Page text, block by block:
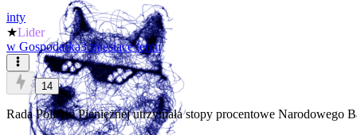
inty
★Lider
w Gospodarka3 miesiące temu
14
Rada Polityki Pieniężnej utrzymała stopy procentowe Narodowego